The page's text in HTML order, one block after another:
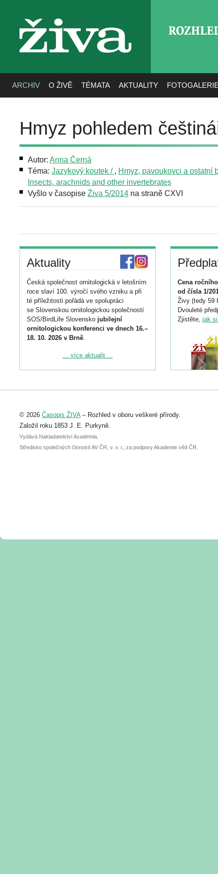
živa
ARCHIV O ŽIVĚ TÉMATA AKTUALITY
Hmyz pohledem
Autor: Anna Černá
Téma: Jazykový koutek / , Hmyz, pavoukovci a ostatní
Insects, arachnids and other invertebrates
Vyšlo v časopise Živa 5/2014 na straně CXVI
Aktuality
Česká společnost ornitologická v letošním
roce slaví 100. výročí svého vzniku a při
té příležitosti pořádá ve spolupráci
se Slovenskou ornitologickou společností
SOS/BirdLife Slovensko jubilejní
ornitologickou konferenci ve dnech 16.–
18. 10. 2026 v Brně.
Podrobnější informace ke konferenci
Registrovat se můžete do 6. září.
abstraktu přihlášené přednášky nebo
posteru je už 30. června.
... více aktualit ...
Cena
od čísla 1/
Živy (tedy 59
Dvouleté
Zjistěte, jak
© 2026 Časopis ŽIVA– Rozhled v oboru veškeré přírody.
Založil roku 1853 J. E. Purkyně.
Vydává Nakladatelství Academia,
Středisko společných činností AV ČR, v. v. i., za podpory Akademie věd ČR.